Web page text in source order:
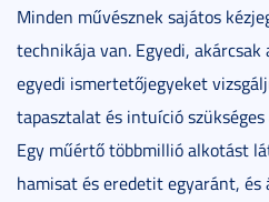
Minden művésznek sajátos
technikája van. Egyedi, akárcsak
egyedi ismertetőjegyeket
tapasztalat és intuíció
Egy műértő többmillió alkotást
hamisat és eredetit egyaránt,